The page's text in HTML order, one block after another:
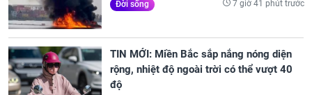
Đời sống 7 giờ 41 phút trước
TIN MỚI: Miền Bắc sắp nắng nóng diện
rộng, nhiệt độ ngoài trời có thể vượt 40
độ